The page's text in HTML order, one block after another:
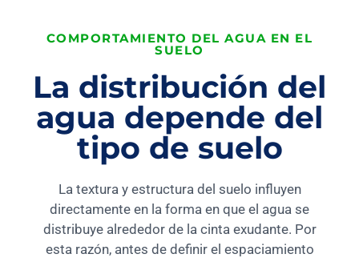
COMPORTAMIENTO DEL AGUA EN EL
SUELO
La distribución del
agua depende del
tipo de suelo
La textura y estructura del suelo influyen
directamente en la forma en que el agua se
distribuye alrededor de la cinta exudante. Por
esta razón, antes de definir el espaciamiento